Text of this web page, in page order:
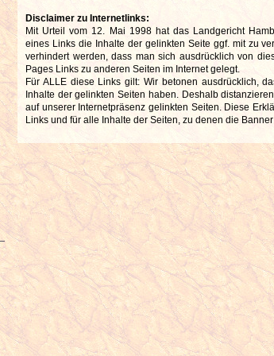
Disclaimer zu Internetlinks:
Mit Urteil vom 12. Mai 1998 hat das Landgericht
eines Links die Inhalte der gelinkten Seite ggf. mit zu
verhindert werden, dass man sich ausdrücklich von
Pages Links zu anderen Seiten im Internet gelegt.
Für ALLE diese Links gilt: Wir betonen ausdrücklich,
Inhalte der gelinkten Seiten haben. Deshalb
auf unserer Internetpräsenz gelinkten Seiten. Diese
Links und für alle Inhalte der Seiten, zu denen die